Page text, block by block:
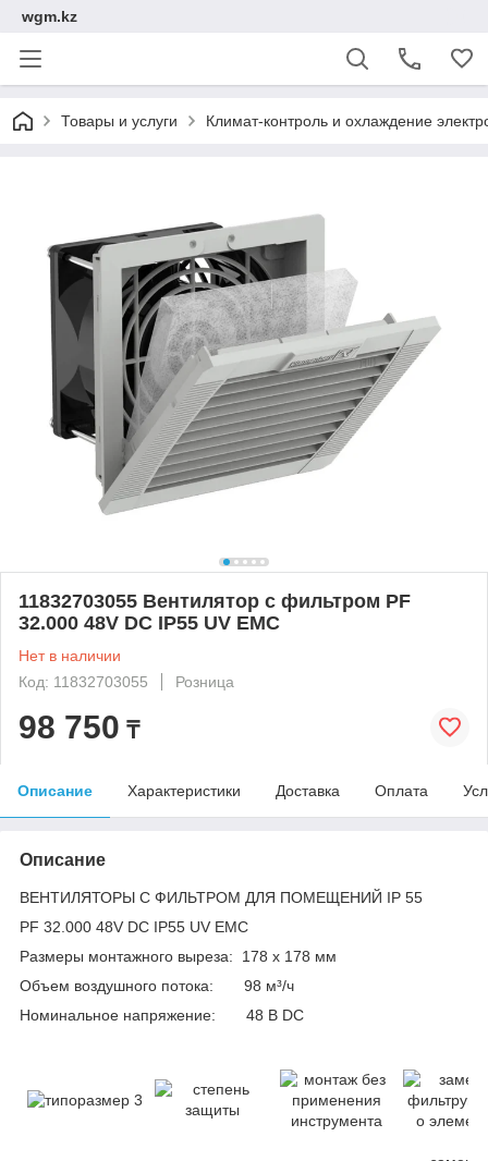
wgm.kz
Товары и услуги Климат-контроль и охлаждение
11832703055 Вентилятор с фильтром PF
32.000 48V DC IP55 UV EMC
Нет в наличии
Код: 11832703055
Розница
98 750 ₸
Описание Характеристики Доставка Оплата
Описание
ВЕНТИЛЯТОРЫ С ФИЛЬТРОМ ДЛЯ ПОМЕЩЕНИЙ IP 55
PF 32.000 48V DC IP55 UV EMC
Размеры монтажного выреза: 178 x 178 мм
Объем воздушного потока: 98 м³/ч
Номинальное напряжение: 48 B DC